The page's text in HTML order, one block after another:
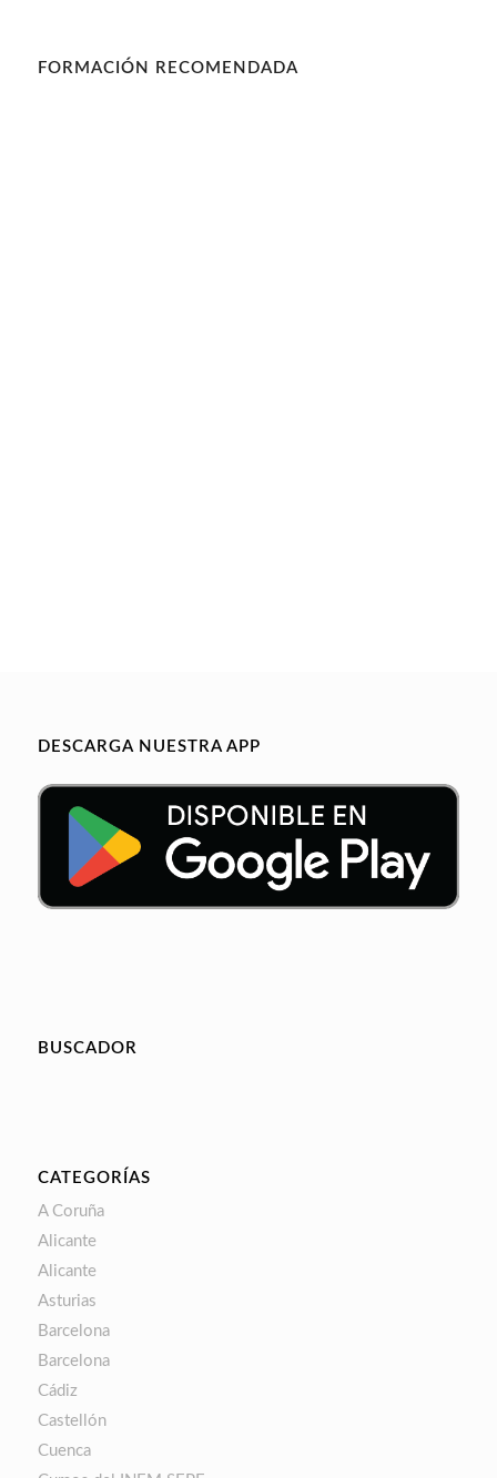
FORMACIÓN RECOMENDADA
DESCARGA NUESTRA APP
BUSCADOR
CATEGORÍAS
A Coruña
Alicante
Alicante
Asturias
Barcelona
Barcelona
Cádiz
Castellón
Cuenca